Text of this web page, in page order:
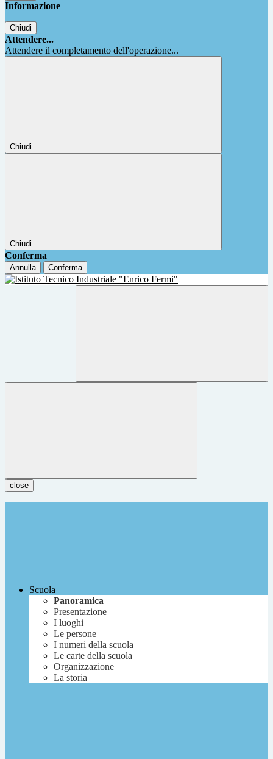
Informazione
Chiudi
Attendere...
Attendere il completamento dell'operazione...
Chiudi
Chiudi
Conferma
Annulla Conferma
close
Scuola
Panoramica
Presentazione
I luoghi
Le persone
I numeri della scuola
Le carte della scuola
Organizzazione
La storia